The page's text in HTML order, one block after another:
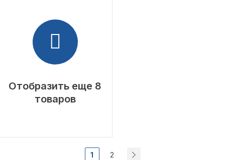
Отобразить еще 8
товаров
1 2